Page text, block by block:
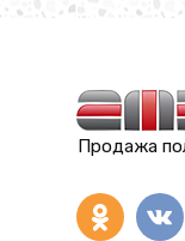
Продажа